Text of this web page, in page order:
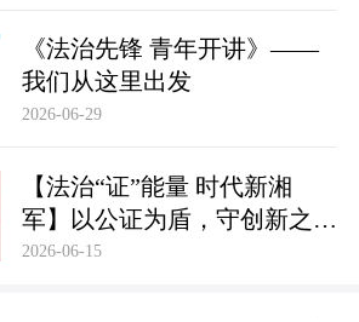
《法治先锋 青年开讲》——
我们从这里出发
2026-06-29
【法治“证”能量 时代新湘
军】以公证为盾，守创新之魂
湖南青年公证人为知识产权保
2026-06-15